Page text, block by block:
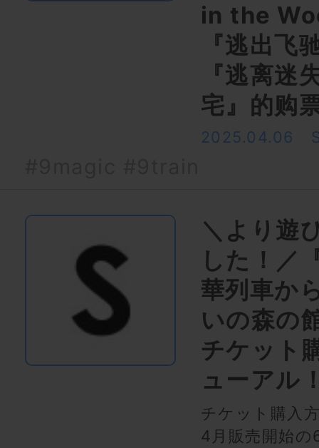
in the
『逃出飞
『逃离迷
宅』的购
2025.04.06
＼より遊
した！／
華列車か
いの森の
チケット
ューアル
チケット購入
4月販売開始